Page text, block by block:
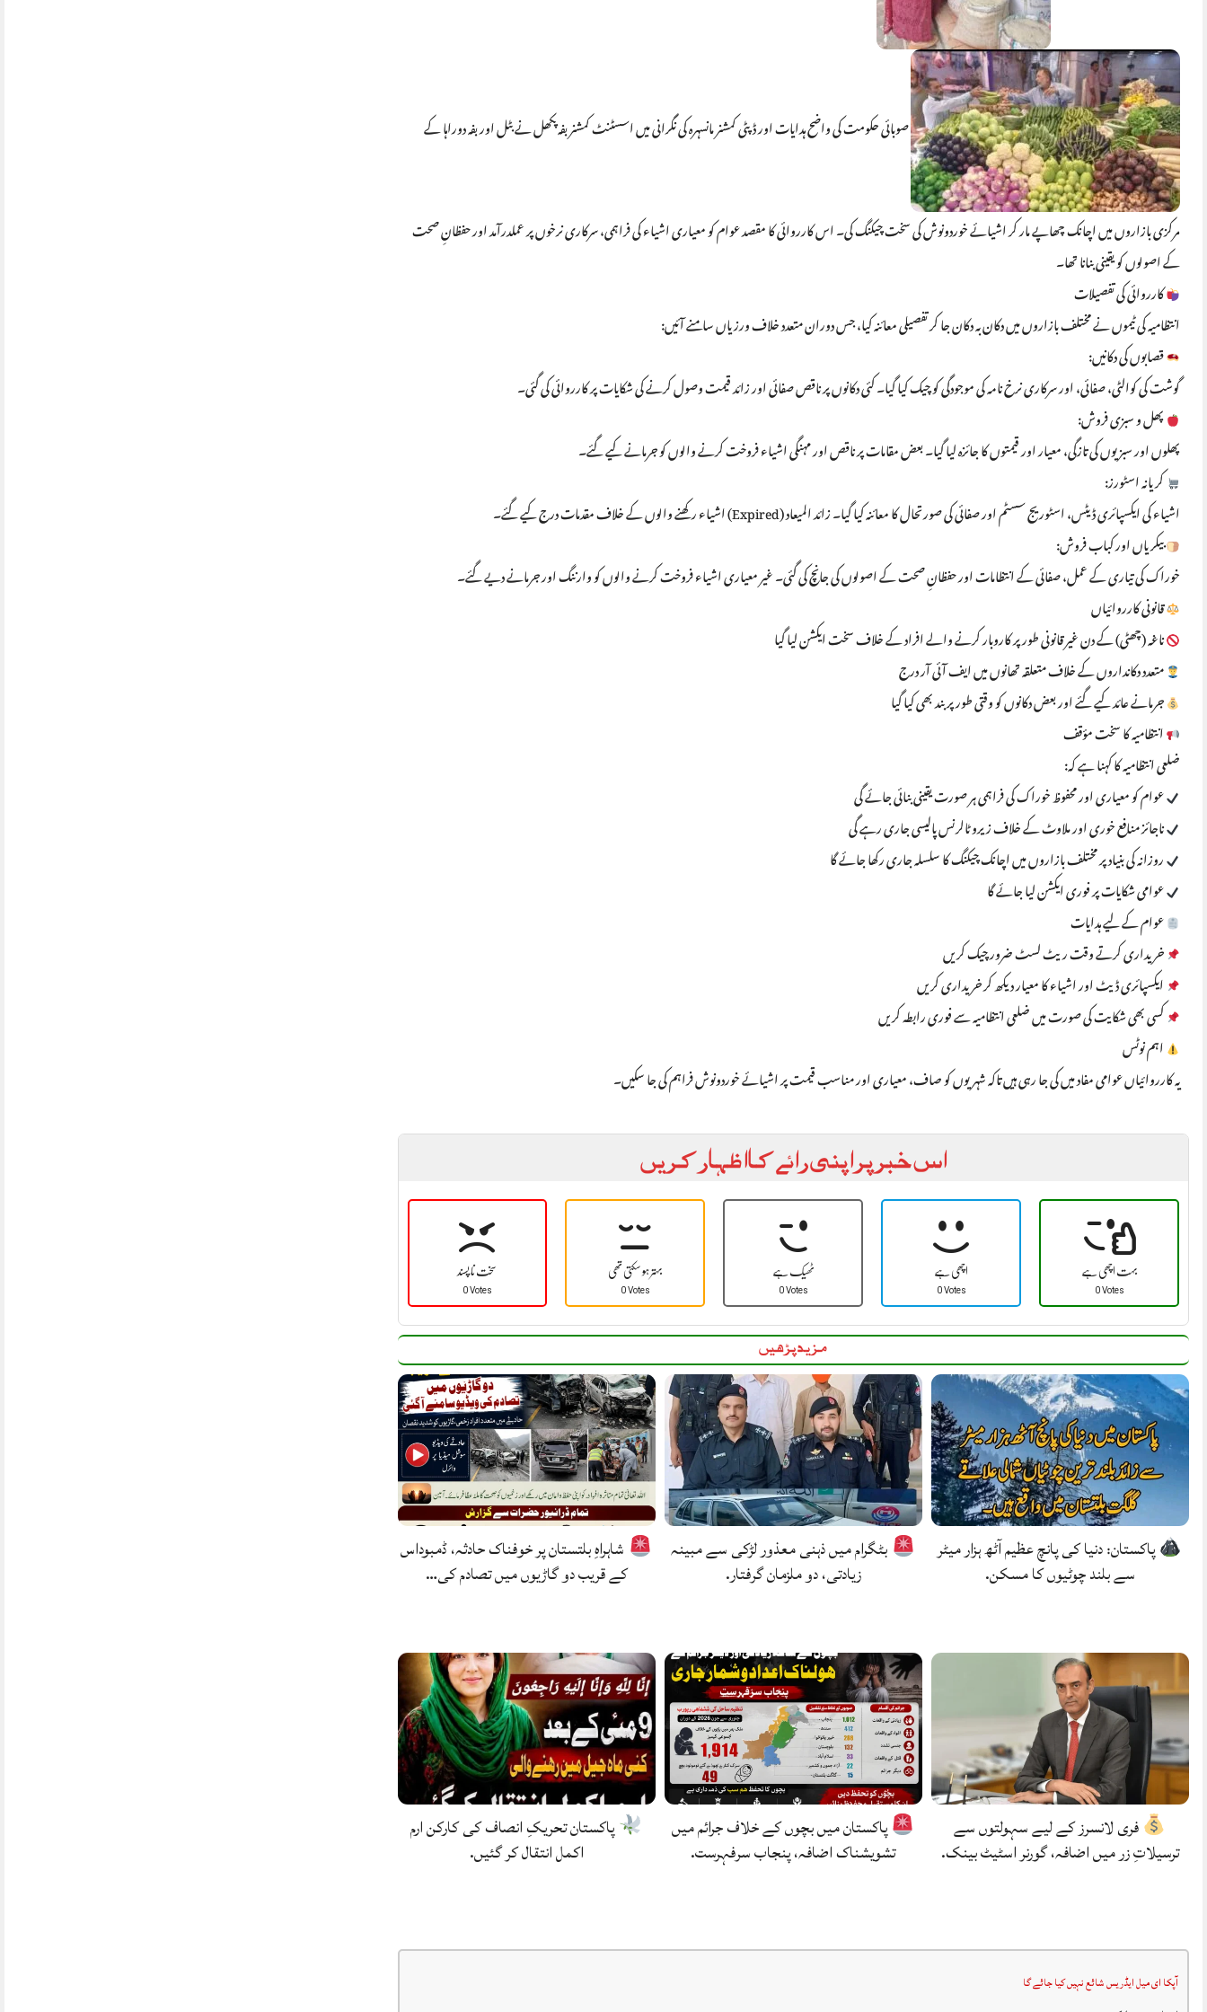
صوبائی حکومت کی واضح ہدایات اور ڈپٹی کمشنر مانسہرہ کی نگرانی میں اسسٹنٹ کمشنر بفہ پکھل نے بٹل اور بفہ دوراہا کے
مرکزی بازاروں میں اچانک چھاپے مار کر اشیائے خوردونوش کی سخت چیکنگ کی۔ اس کارروائی کا مقصد عوام کو معیاری اشیاء کی فراہمی، سرکاری نرخوں پر عملدرآمد اور حفظانِ صحت
کے اصولوں کو یقینی بنانا تھا۔
کارروائی کی تفصیلات
انتظامیہ کی ٹیموں نے مختلف بازاروں میں دکان بہ دکان جا کر تفصیلی معائنہ کیا، جس دوران متعدد خلاف ورزیاں سامنے آئیں:
قصابوں کی دکانیں:
گوشت کی کوالٹی، صفائی، اور سرکاری نرخ نامہ کی موجودگی کو چیک کیا گیا۔ کئی دکانوں پر ناقص صفائی اور زائد قیمت وصول کرنے کی شکایات پر کارروائی کی گئی۔
پھل و سبزی فروش:
پھلوں اور سبزیوں کی تازگی، معیار اور قیمتوں کا جائزہ لیا گیا۔ بعض مقامات پر ناقص اور مہنگی اشیاء فروخت کرنے والوں کو جرمانے کیے گئے۔
کریانہ اسٹورز:
اشیاء کی ایکسپائری ڈیٹس، اسٹوریج سسٹم اور صفائی کی صورتحال کا معائنہ کیا گیا۔ زائد المیعاد (Expired) اشیاء رکھنے والوں کے خلاف مقدمات درج کیے گئے۔
بیکریاں اور کباب فروش:
خوراک کی تیاری کے عمل، صفائی کے انتظامات اور حفظانِ صحت کے اصولوں کی جانچ کی گئی۔ غیر معیاری اشیاء فروخت کرنے والوں کو وارننگ اور جرمانے دیے گئے۔
قانونی کارروائیاں
ناغہ (چھٹی) کے دن غیر قانونی طور پر کاروبار کرنے والے افراد کے خلاف سخت ایکشن لیا گیا
متعدد دکانداروں کے خلاف متعلقہ تھانوں میں ایف آئی آر درج
جرمانے عائد کیے گئے اور بعض دکانوں کو وقتی طور پر بند بھی کیا گیا
انتظامیہ کا سخت مؤقف
ضلعی انتظامیہ کا کہنا ہے کہ:
عوام کو معیاری اور محفوظ خوراک کی فراہمی ہر صورت یقینی بنائی جائے گی
ناجائز منافع خوری اور ملاوٹ کے خلاف زیرو ٹالرنس پالیسی جاری رہے گی
روزانہ کی بنیاد پر مختلف بازاروں میں اچانک چیکنگ کا سلسلہ جاری رکھا جائے گا
عوامی شکایات پر فوری ایکشن لیا جائے گا
عوام کے لیے ہدایات
خریداری کرتے وقت ریٹ لسٹ ضرور چیک کریں
ایکسپائری ڈیٹ اور اشیاء کا معیار دیکھ کر خریداری کریں
کسی بھی شکایت کی صورت میں ضلعی انتظامیہ سے فوری رابطہ کریں
اہم نوٹس
یہ کارروائیاں عوامی مفاد میں کی جا رہی ہیں تاکہ شہریوں کو صاف، معیاری اور مناسب قیمت پر اشیائے خوردونوش فراہم کی جا سکیں۔
اس خبر پر اپنی رائے کا اظہار کریں
سخت نا پسند
0 Votes
بہتر ہو سکتی تھی
0 Votes
ٹھیک ہے
0 Votes
اچھی ہے
0 Votes
بہت اچھی ہے
0 Votes
مزید پڑھیں
پاکستان: دنیا کی پانچ عظیم آٹھ ہزار میٹر
سے بلند چوٹیوں کا مسکن.
بٹگرام میں ذہنی معذور لڑکی سے مبینہ
زیادتی، دو ملزمان گرفتار.
شاہراہِ بلتستان پر خوفناک حادثہ، ڈمبوداس
کے قریب دو گاڑیوں میں تصادم کی…
فری لانسرز کے لیے سہولتوں سے
ترسیلاتِ زر میں اضافہ، گورنر اسٹیٹ بینک.
پاکستان میں بچوں کے خلاف جرائم میں
تشویشناک اضافہ، پنجاب سرفہرست.
پاکستان تحریکِ انصاف کی کارکن ارم
اکمل انتقال کر گئیں.
آپکا ای میل ایڈریس شائع نہیں کیا جائے گا